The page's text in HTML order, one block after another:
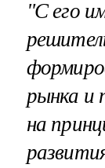
"С его
рынка и
на